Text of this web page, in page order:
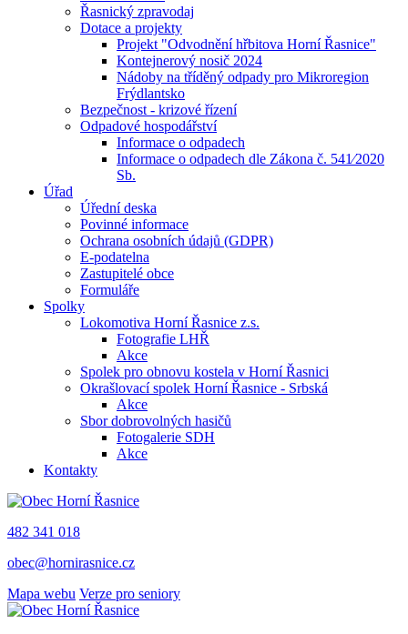
Řasnický zpravodaj
Dotace a projekty
Projekt "Odvodnění hřbitova Horní Řasnice"
Kontejnerový nosič 2024
Nádoby na tříděný odpady pro Mikroregion
Frýdlantsko
Bezpečnost - krizové řízení
Odpadové hospodářství
Informace o odpadech
Informace o odpadech dle Zákona č. 541⁄2020
Sb.
Úřad
Úřední deska
Povinné informace
Ochrana osobních údajů (GDPR)
E-podatelna
Zastupitelé obce
Formuláře
Spolky
Lokomotiva Horní Řasnice z.s.
Fotografie LHŘ
Akce
Spolek pro obnovu kostela v Horní Řasnici
Okrašlovací spolek Horní Řasnice - Srbská
Akce
Sbor dobrovolných hasičů
Fotogalerie SDH
Akce
Kontakty
482 341 018
obec@hornirasnice.cz
Mapa webu Verze pro seniory